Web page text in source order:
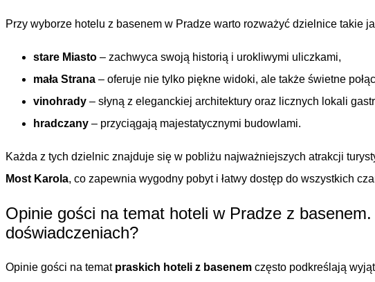
Przy wyborze hotelu z basenem w Pradze warto rozważyć dzielnice takie
stare Miasto – zachwyca swoją historią i urokliwymi uliczkami,
mała Strana – oferuje nie tylko piękne widoki, ale także świetne
vinohrady – słyną z eleganckiej architektury oraz licznych lokali
hradczany – przyciągają majestatycznymi budowlami.
Każda z tych dzielnic znajduje się w pobliżu najważniejszych atrakcji
Most Karola, co zapewnia wygodny pobyt i łatwy dostęp do wszystkich
Opinie gości na temat hoteli w Pradze z
doświadczeniach?
Opinie gości na temat praskich hoteli z basenem często podkreślają